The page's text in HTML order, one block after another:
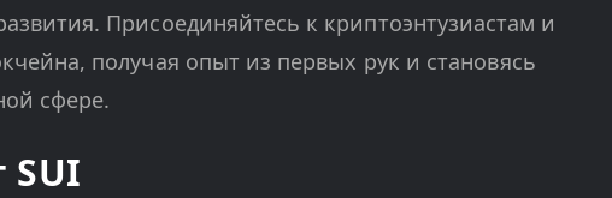
Присоединяйтесь к криптоэнтузиастам и
получая опыт из первых рук и становясь
сфере.
SUI